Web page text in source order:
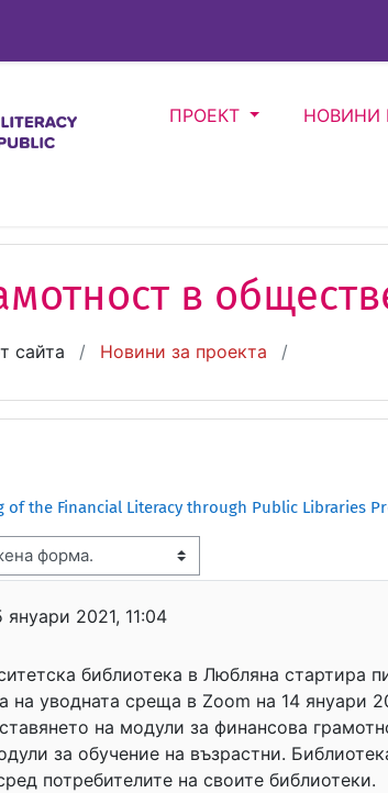
ПРОЕКТ НОВИНИ
в
сайта Новини за проекта
the Financial Literacy through Public Libraries
януари 2021, 11:04
библиотека в Любляна стартира
на уводната среща в Zoom на 14 януари
на модули за финансова
за обучение на възрастни.
потребителите на своите библиотеки.